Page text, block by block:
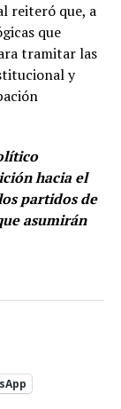
reiteró que, a
que
tramitar las
y
hacia el
partidos de
asumirán